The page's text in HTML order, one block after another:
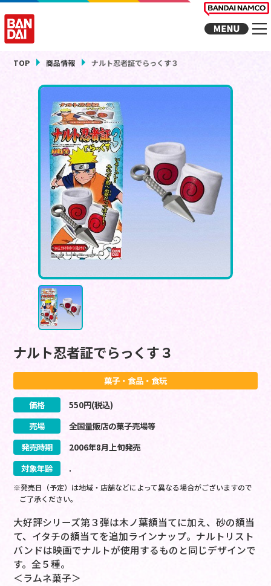
TOP 商品情報 ナルト忍者証でらっくす３
ナルト忍者証でらっくす３
菓子・食品・食玩
価格 550円(税込)
売場
全国量販店の菓子売場等
発売時期
2006年8月上旬発売
対象年齢
.
※発売日（予定）は地域・店舗などによって異なる場合がございますので
ご了承ください。
大好評シリーズ第３弾は木ノ葉額当てに加え、砂の額当
て、イタチの額当てを追加ラインナップ。ナルトリスト
バンドは映画でナルトが使用するものと同じデザインで
す。全５種。
＜ラムネ菓子＞